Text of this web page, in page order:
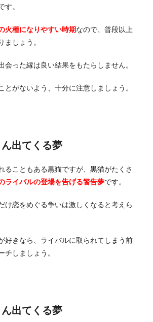
す。
火種になりやすい時期なので、普段以上
ましょう。
会った縁は良い結果をもたらしません。
とがないよう、十分に注意しましょう。
出てくる夢
ることもある黒猫ですが、黒猫がたくさ
ライバルの登場を告げる警告夢です。
け恋をめぐる争いは激しくなると考えら
好きなら、ライバルに取られてしまう前
チしましょう。
出てくる夢